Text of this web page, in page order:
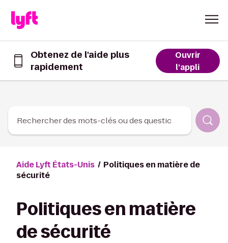
Obtenez de l'aide plus
rapidement
Obtenez
dans
Ouvrir
l'appli
Rechercher des mots-clés ou des questions
Aide Lyft États-Unis
Politiques en matière de
sécurité
Politiques en matière
de sécurité